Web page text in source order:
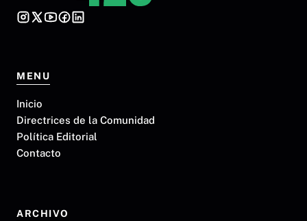
MENU
Inicio
Directrices de la Comunidad
Política Editorial
Contacto
ARCHIVO